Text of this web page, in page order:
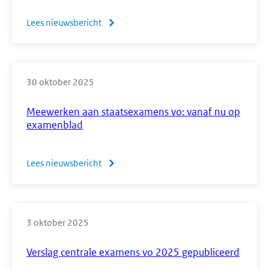
Lees nieuwsbericht
over
februari
Meewerken aan staatsexamens vo: vanaf nu op
examenblad
30 oktober 2025
Lees nieuwsbericht
over
Verslag centrale examens vo 2025 gepubliceerd
3 oktober 2025